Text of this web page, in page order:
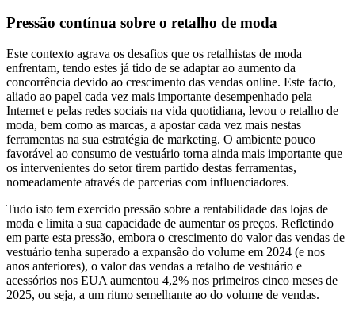
Pressão contínua sobre o retalho de moda
Este contexto agrava os desafios que os retalhistas de moda
enfrentam, tendo estes já tido de se adaptar ao aumento da
concorrência devido ao crescimento das vendas online. Este facto,
aliado ao papel cada vez mais importante desempenhado pela
Internet e pelas redes sociais na vida quotidiana, levou o retalho de
moda, bem como as marcas, a apostar cada vez mais nestas
ferramentas na sua estratégia de marketing. O ambiente pouco
favorável ao consumo de vestuário torna ainda mais importante que
os intervenientes do setor tirem partido destas ferramentas,
nomeadamente através de parcerias com influenciadores.
Tudo isto tem exercido pressão sobre a rentabilidade das lojas de
moda e limita a sua capacidade de aumentar os preços. Refletindo
em parte esta pressão, embora o crescimento do valor das vendas de
vestuário tenha superado a expansão do volume em 2024 (e nos
anos anteriores), o valor das vendas a retalho de vestuário e
acessórios nos EUA aumentou 4,2% nos primeiros cinco meses de
2025, ou seja, a um ritmo semelhante ao do volume de vendas.